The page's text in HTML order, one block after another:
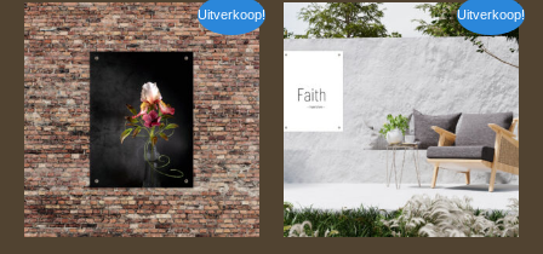
Uitverkoop!
Oorspronkelijke
prijs
was:
€ 16,95.
Huidige
prijs
is:
Uitverkoop!
Oorspronkelijke
prijs
was:
Huidige
prijs